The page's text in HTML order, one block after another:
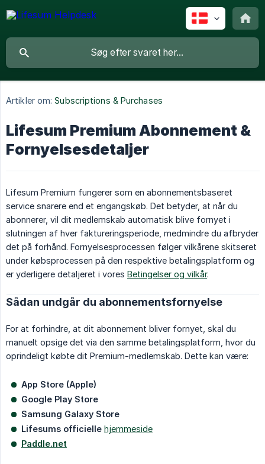
Artikler om: Subscriptions & Purchases
Lifesum Premium Abonnement &
Fornyelsesdetaljer
Lifesum Premium fungerer som en abonnementsbaseret
service snarere end et engangskøb. Det betyder, at når du
abonnerer, vil dit medlemskab automatisk blive fornyet i
slutningen af hver faktureringsperiode, medmindre du afbryder
det på forhånd. Fornyelsesprocessen følger vilkårene skitseret
under købsprocessen på den respektive betalingsplatform og
er yderligere detaljeret i vores Betingelser og vilkår.
Sådan undgår du abonnementsfornyelse
For at forhindre, at dit abonnement bliver fornyet, skal du
manuelt opsige det via den samme betalingsplatform, hvor du
oprindeligt købte dit Premium-medlemskab. Dette kan være:
App Store (Apple)
Google Play Store
Samsung Galaxy Store
Lifesums officielle hjemmeside
Paddle.net